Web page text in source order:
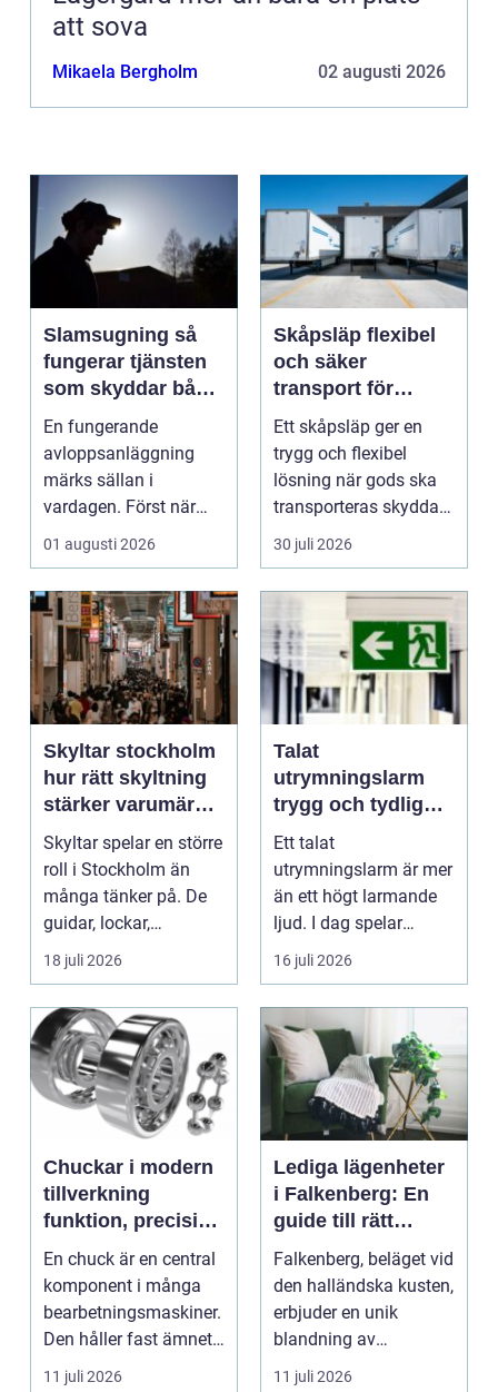
att sova
Mikaela Bergholm 02 augusti 2026
Slamsugning så
fungerar tjänsten
som skyddar både
hus och miljö
En fungerande
avloppsanläggning
märks sällan i
vardagen. Först när
brunnar svämmar över,
avlopp börj...
01 augusti 2026
Skåpsläp flexibel
och säker
transport för
företag och
privatpersoner
Ett skåpsläp ger en
trygg och flexibel
lösning när gods ska
transporteras skyddat
mot väder, insyn o...
30 juli 2026
Skyltar stockholm
hur rätt skyltning
stärker varumärket
i stadsmiljön
Skyltar spelar en större
roll i Stockholm än
många tänker på. De
guidar, lockar,
inspirerar och skap...
18 juli 2026
Talat
utrymningslarm
trygg och tydlig
vägledning vid kris
Ett talat
utrymningslarm är mer
än ett högt larmande
ljud. I dag spelar
tydliga
röstmeddelanden en
a...
16 juli 2026
Chuckar i modern
tillverkning
funktion, precision
och smarta val
En chuck är en central
komponent i många
bearbetningsmaskiner.
Den håller fast ämnet
eller verktyget...
11 juli 2026
Lediga lägenheter
i Falkenberg: En
guide till rätt
bostad för dig
Falkenberg, beläget vid
den halländska kusten,
erbjuder en unik
blandning av
naturskö...
11 juli 2026